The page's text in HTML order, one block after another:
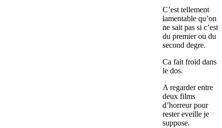
C’est tellement
lamentable qu’on
ne sait pas si c’est
du premier ou du
second degre.
Ca fait froid dans
le dos.
A regarder entre
deux films
d’horreur pour
rester eveille je
suppose.